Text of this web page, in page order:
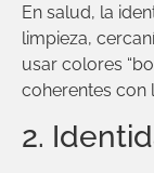
En salud, la
limpieza,
usar colores
coherentes con
2.